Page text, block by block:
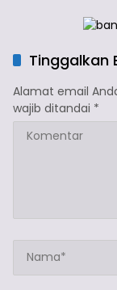
Tinggalkan
Alamat email
wajib ditandai *